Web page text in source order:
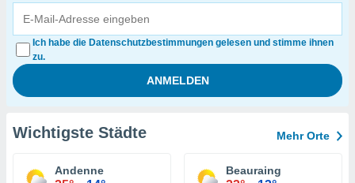
Ich habe die Datenschutzbestimmungen gelesen und stimme ihnen
zu.
Wichtigste Städte Mehr Orte
Andenne Beauraing